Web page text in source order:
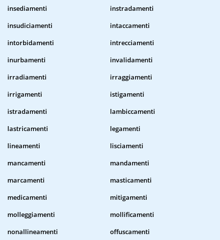
insediamenti
instradamenti
insudiciamenti
intaccamenti
intorbidamenti
intrecciamenti
inurbamenti
invalidamenti
irradiamenti
irraggiamenti
irrigamenti
istigamenti
istradamenti
lambiccamenti
lastricamenti
legamenti
lineamenti
lisciamenti
mancamenti
mandamenti
marcamenti
masticamenti
medicamenti
mitigamenti
molleggiamenti
mollificamenti
nonallineamenti
offuscamenti